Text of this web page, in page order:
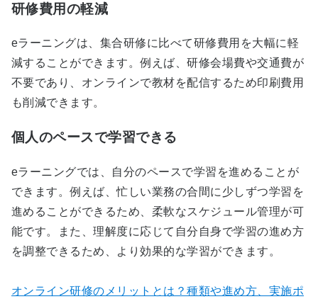
研修費用の軽減
eラーニングは、集合研修に比べて研修費用を大幅に軽
減することができます。例えば、研修会場費や交通費が
不要であり、オンラインで教材を配信するため印刷費用
も削減できます。
個人のペースで学習できる
eラーニングでは、自分のペースで学習を進めることが
できます。例えば、忙しい業務の合間に少しずつ学習を
進めることができるため、柔軟なスケジュール管理が可
能です。また、理解度に応じて自分自身で学習の進め方
を調整できるため、より効果的な学習ができます。
オンライン研修のメリットとは？種類や進め方、実施ポ